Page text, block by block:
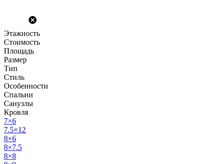
Этажность
Стоимость
Площадь
Размер
Тип
Стиль
Особенности
Спальни
Санузлы
Кровля
7×6
7.5×12
8×6
8×7.5
8×8